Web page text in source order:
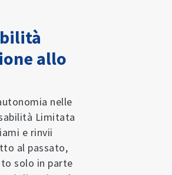
allo
nelle
Limitata
e rinvii
al passato,
solo in parte